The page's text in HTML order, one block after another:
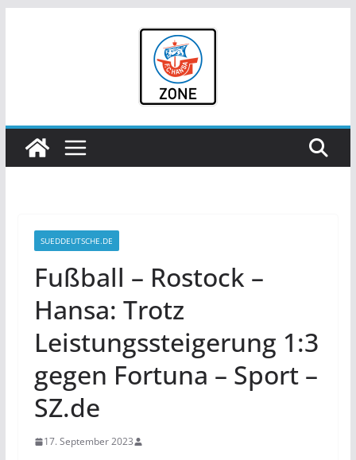
SUEDDEUTSCHE.DE
Fußball – Rostock –
Hansa: Trotz
Leistungssteigerung 1:3
gegen Fortuna – Sport –
SZ.de
17. September 2023